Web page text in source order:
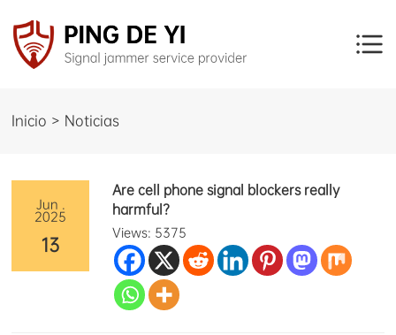
Inicio > Noticias
Jun .
2025
13
Are cell phone signal blockers really
harmful?
Views: 5375